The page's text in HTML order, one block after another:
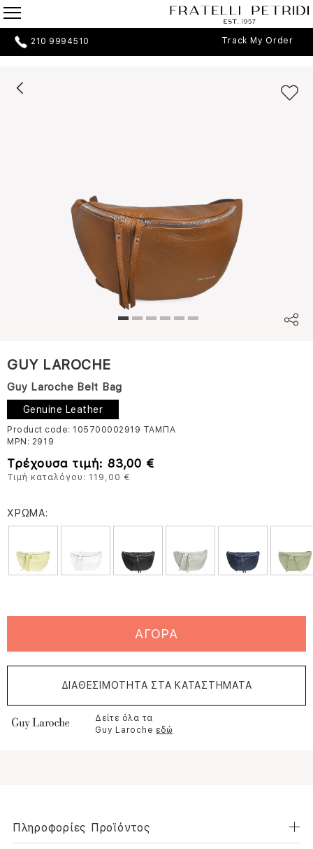
210 9994510 Track My Order
GUY LAROCHE
Guy Laroche Belt Bag
Genuine Leather
Product code: 105700002919 ΤΑΜΠΑ
MPN: 2919
Τρέχουσα τιμή: 83,00 €
Τιμή καταλόγου: 119,00 €
ΧΡΩΜΑ:
ΑΓΟΡΑ
ΔΙΑΘΕΣΙΜΟΤΗΤΑ ΣΤΑ ΚΑΤΑΣΤΗΜΑΤΑ
Δείτε όλα τα
Guy Laroche εδώ
Πληροφορίες Προϊόντος